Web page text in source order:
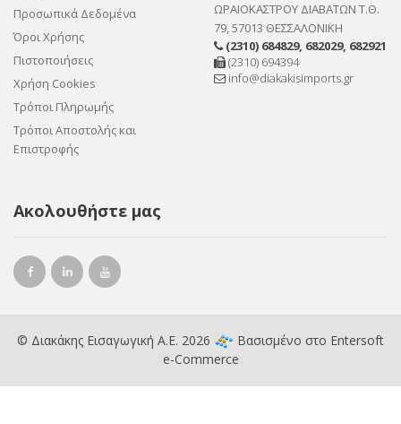
Προσωπικά Δεδομένα
Όροι Χρήσης
Πιστοποιήσεις
Χρήση Cookies
Τρόποι Πληρωμής
Τρόποι Αποστολής και
Επιστροφής
ΩΡΑΙΟΚΑΣΤΡΟΥ ΔΙΑΒΑΤΩΝ Τ.Θ.
79, 57013 ΘΕΣΣΑΛΟΝΙΚΗ
(2310) 684829, 682029, 682921
(2310) 694394
info@diakakisimports.gr
Ακολουθήστε μας
© Διακάκης Εισαγωγική Α.Ε. 2026 Βασισμένο στο Entersoft
e-Commerce